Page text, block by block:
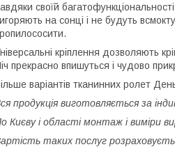
своїй
на сонці і не будуть
кріплення дозволяють
прекрасно впишуться і чудово
варіантів тканинних ролет
продукція виготовляється за
Києву і області монтаж і виміри
таких послуг